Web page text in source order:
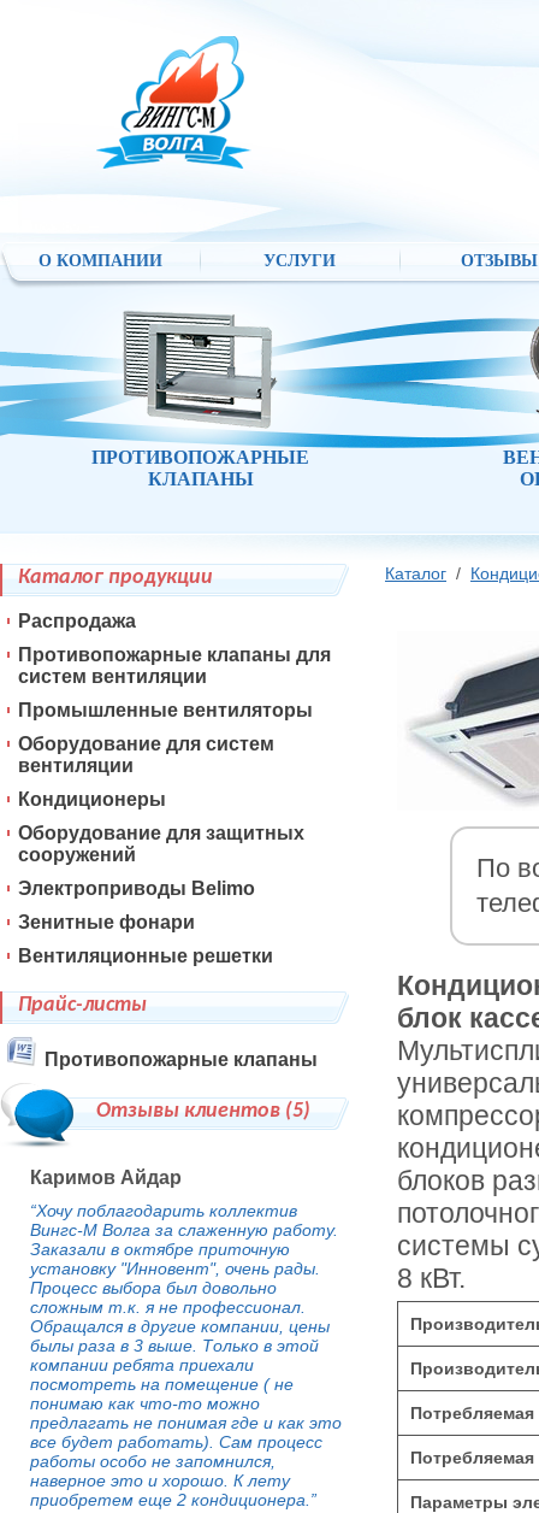
О КОМПАНИИ УСЛУГИ ОТЗЫВЫ
ПРОТИВОПОЖАРНЫЕ
КЛАПАНЫ
Каталог /
По
блок
блоков
системы
8 кВт.
Параметры
Каталог продукции
Распродажа
Противопожарные клапаны для
систем вентиляции
Промышленные вентиляторы
Оборудование для систем
вентиляции
Кондиционеры
Оборудование для защитных
сооружений
Электроприводы Belimo
Зенитные фонари
Вентиляционные решетки
Прайс-листы
Противопожарные клапаны
Отзывы клиентов (5)
Каримов Айдар
“Хочу поблагодарить коллектив
Вингс-М Волга за слаженную работу.
Заказали в октябре приточную
установку "Инновент", очень рады.
Процесс выбора был довольно
сложным т.к. я не профессионал.
Обращался в другие компании, цены
былы раза в 3 выше. Только в этой
компании ребята приехали
посмотреть на помещение ( не
понимаю как что-то можно
предлагать не понимая где и как это
все будет работать). Сам процесс
работы особо не запомнился,
наверное это и хорошо. К лету
приобретем еще 2 кондиционера.”